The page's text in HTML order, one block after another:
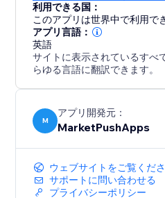
利用できる国：
このアプリは世界中で利用で
アプリ言語：
英語
サイトに表示されているすべ
らゆる言語に翻訳できます。
M
アプリ開発元：
MarketPushApps
ウェブサイトをご覧くだ
サポートに問い合わせる
プライバシーポリシー